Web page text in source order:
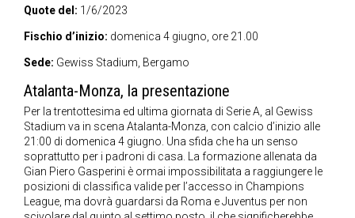
Quote del: 1/6/2023
Fischio d’inizio: domenica 4 giugno, ore 21.00
Sede: Gewiss Stadium, Bergamo
Atalanta-Monza, la presentazione
Per la trentottesima ed ultima giornata di Serie A, al Gewiss
Stadium va in scena Atalanta-Monza, con calcio d’inizio alle
21:00 di domenica 4 giugno. Una sfida che ha un senso
soprattutto per i padroni di casa. La formazione allenata da
Gian Piero Gasperini è ormai impossibilitata a raggiungere le
posizioni di classifica valide per l’accesso in Champions
League, ma dovrà guardarsi da Roma e Juventus per non